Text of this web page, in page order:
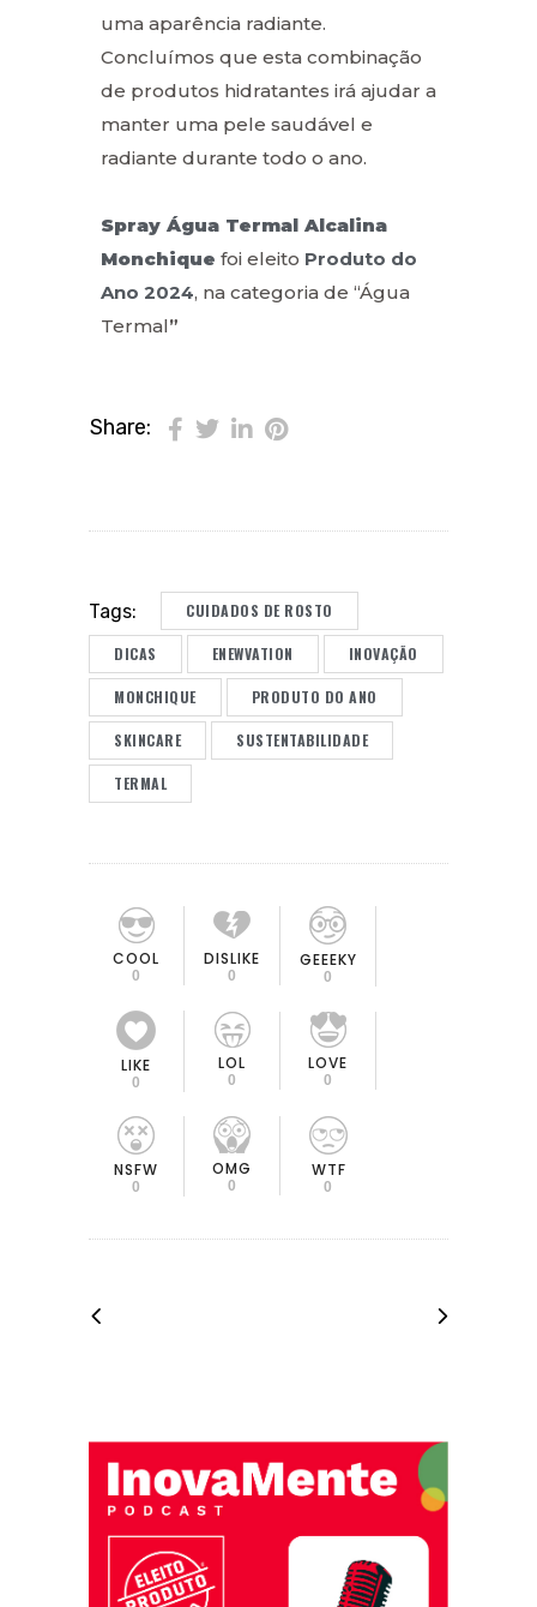
uma aparência radiante.
Concluímos que esta combinação
de produtos hidratantes irá ajudar a
manter uma pele saudável e
radiante durante todo o ano.
Spray Água Termal Alcalina
Monchique foi eleito Produto do
Ano 2024, na categoria de “Água
Termal”
Share:
Tags: CUIDADOS DE ROSTO
DICAS ENEWVATION INOVAÇÃO
MONCHIQUE PRODUTO DO ANO
SKINCARE SUSTENTABILIDADE
TERMAL
COOL
0
DISLIKE
0
GEEEKY
0
LIKE
0
LOL
0
LOVE
0
NSFW
0
OMG
0
WTF
0